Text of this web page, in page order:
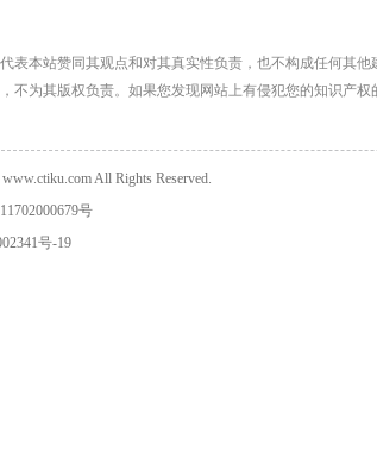
本站赞同其观点和对其真实性负责，也不构成任何其
为其版权负责。如果您发现网站上有侵犯您的知识产
All Rights Reserved.
号
号-19